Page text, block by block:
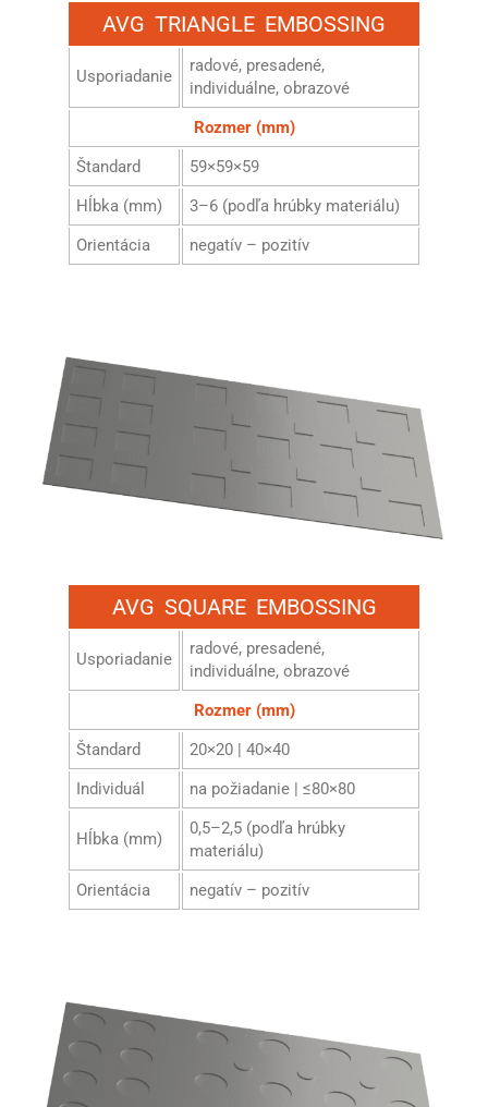
AVG TRIANGLE EMBOSSING
Usporiadanie
radové, presadené,
individuálne, obrazové
Rozmer (mm)
Štandard
59×59×59
Hĺbka (mm)
3–6 (podľa hrúbky materiálu)
Orientácia
negatív – pozitív
AVG SQUARE EMBOSSING
Usporiadanie
radové, presadené,
individuálne, obrazové
Rozmer (mm)
Štandard
20×20 | 40×40
Individuál
na požiadanie | ≤80×80
Hĺbka (mm)
0,5–2,5 (podľa hrúbky
materiálu)
Orientácia
negatív – pozitív